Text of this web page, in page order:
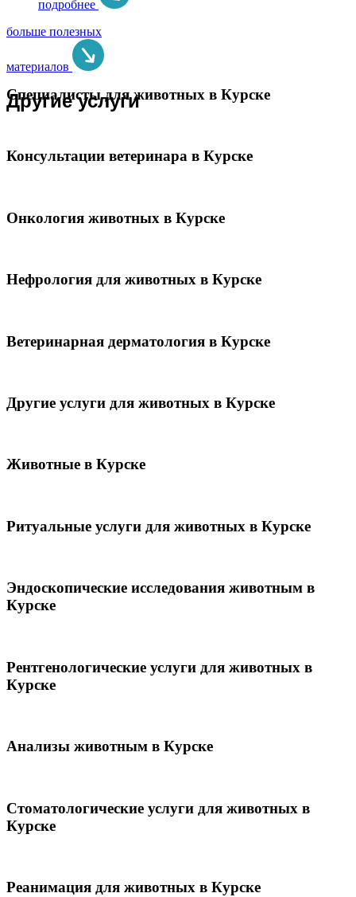
подробнее
больше полезных
материалов
Другие услуги
Специалисты для животных в Курске
Консультации ветеринара в Курске
Онкология животных в Курске
Нефрология для животных в Курске
Ветеринарная дерматология в Курске
Другие услуги для животных в Курске
Животные в Курске
Ритуальные услуги для животных в Курске
Эндоскопические исследования животным в
Курске
Рентгенологические услуги для животных в
Курске
Анализы животным в Курске
Стоматологические услуги для животных в
Курске
Реанимация для животных в Курске